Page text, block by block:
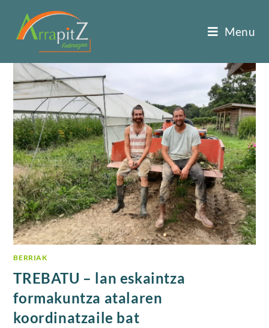
Menu
BERRIAK
TREBATU – lan eskaintza
formakuntza atalaren
koordinatzaile bat